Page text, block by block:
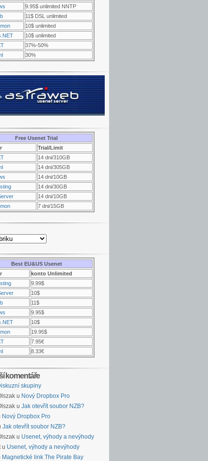
9.95$ unlimited NNTP
11$ DSL unlimited
10$ unlimited
10$ unlimited
37%-50%
30%
Free Usenet Trial
Trial/Limit
14 dni/310GB
14 dni/305GB
14 dni/10GB
14 dni/30GB
14 dni/10GB
7 dni/15GB
Best EU&US Usenet
konto Unlimited
9.99$
10$
11$
9.95$
10$
19.95$
7.95€
8.33€
komentáře
skupiny
u Nový Dropbox Pro
u Jak otevřít soubor NZB?
Nový Dropbox Pro
Jak otevřít soubor NZB?
u Usenet, výhody a nevýhody
u Usenet, výhody a nevýhody
Magnetické link The Pirate Bay